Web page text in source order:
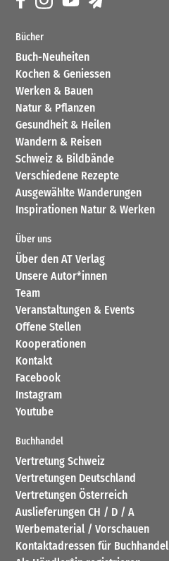
Bücher
Buch-Neuheiten
Kochen & Geniessen
Werken & Bauen
Natur & Pflanzen
Gesundheit & Heilen
Wandern & Reisen
Schweiz & Bildbände
Verschiedene Rezepte
Ausgewählte Wanderungen
Inspirationen Natur & Werken
Über uns
Über den AT Verlag
Unsere Autor*innen
Team
Veranstaltungen & Events
Offene Stellen
Kooperationen
Kontakt
Facebook
Instagram
Youtube
Buchhandel
Vertretung Schweiz
Vertretungen Deutschland
Vertretungen Österreich
Auslieferungen CH / D / A
Werbematerial / Vorschauen
Kontaktadressen für Buchhandel